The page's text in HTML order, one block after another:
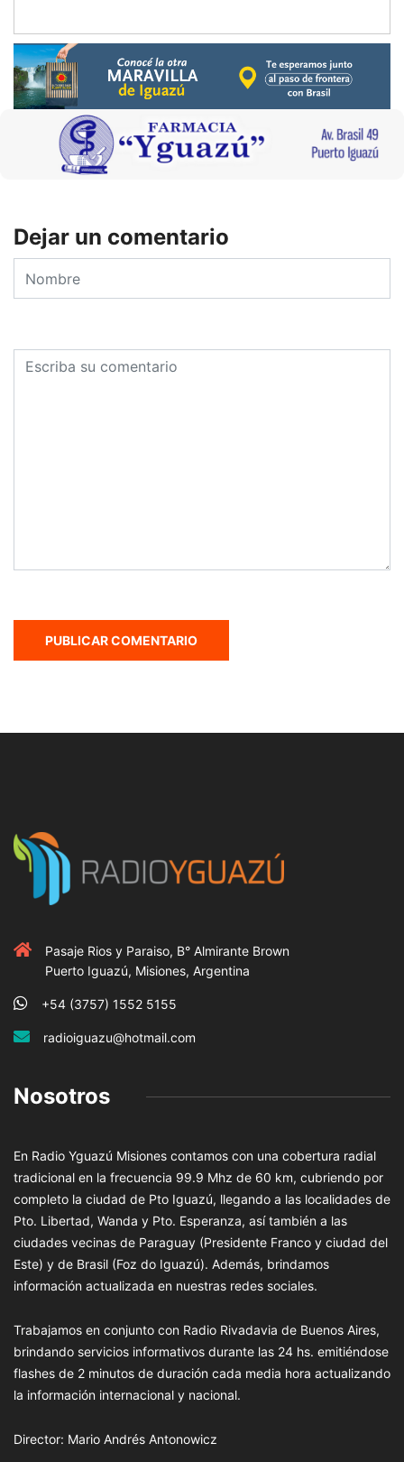
Dejar un comentario
Pasaje Rios y Paraiso, B° Almirante Brown
Puerto Iguazú, Misiones, Argentina
+54 (3757) 1552 5155
radioiguazu@hotmail.com
Nosotros
En Radio Yguazú Misiones contamos con una cobertura radial
tradicional en la frecuencia 99.9 Mhz de 60 km, cubriendo por
completo la ciudad de Pto Iguazú, llegando a las localidades de
Pto. Libertad, Wanda y Pto. Esperanza, así también a las
ciudades vecinas de Paraguay (Presidente Franco y ciudad del
Este) y de Brasil (Foz do Iguazú). Además, brindamos
información actualizada en nuestras redes sociales.
Trabajamos en conjunto con Radio Rivadavia de Buenos Aires,
brindando servicios informativos durante las 24 hs. emitiéndose
flashes de 2 minutos de duración cada media hora actualizando
la información internacional y nacional.
Director: Mario Andrés Antonowicz